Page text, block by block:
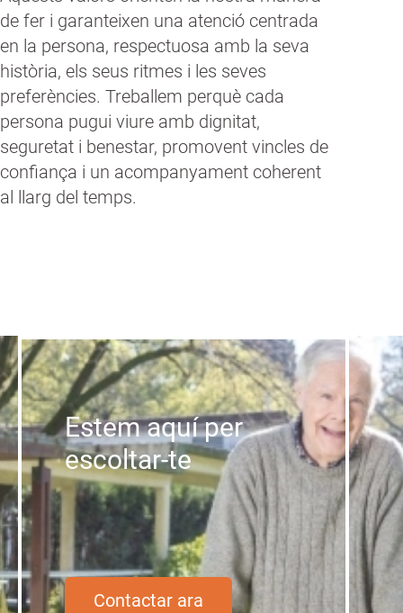
de fer i garanteixen una atenció centrada
en la persona, respectuosa amb la seva
història, els seus ritmes i les seves
preferències. Treballem perquè cada
persona pugui viure amb dignitat,
seguretat i benestar, promovent vincles de
confiança i un acompanyament coherent
al llarg del temps.
Estem aquí per
escoltar-te
Contactar ara